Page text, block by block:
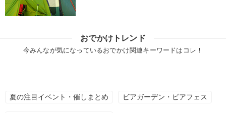
おでかけトレンド
今みんなが気になっているおでかけ関連キーワードはコレ！
夏の注目イベント・催しまとめ ビアガーデン・ビアフェス